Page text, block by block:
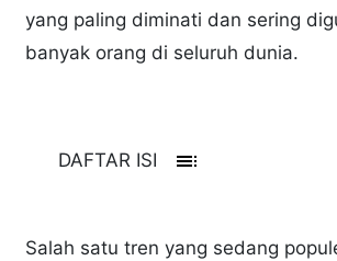
yang paling diminati dan sering
banyak orang di seluruh dunia.
DAFTAR ISI toc
Salah satu tren yang sedang